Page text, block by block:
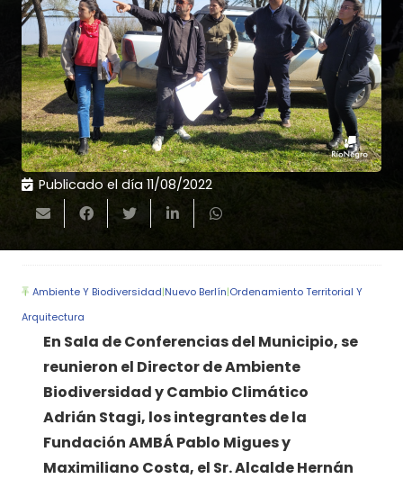
Publicado el día 11/08/2022
Ambiente Y Biodiversidad|Nuevo Berlín|Ordenamiento Territorial Y
Arquitectura
En Sala de Conferencias del Municipio, se
reunieron el Director de Ambiente
Biodiversidad y Cambio Climático
Adrián Stagi, los integrantes de la
Fundación AMBÁ Pablo Migues y
Maximiliano Costa, el Sr. Alcalde Hernán